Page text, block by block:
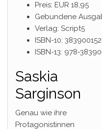
Preis: EUR 18,95
Gebundene
Verlag: Script5
ISBN-10:
ISBN-13: 978-
Saskia
Sarginson
Genau wie ihre
Protagonistinnen